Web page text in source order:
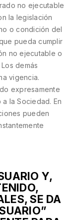
no ejecutable
la legislación
o condición del
pueda cumplir
no ejecutable o
demás
vigencia.
expresamente
la Sociedad. En
pueden
Y,
SE DA